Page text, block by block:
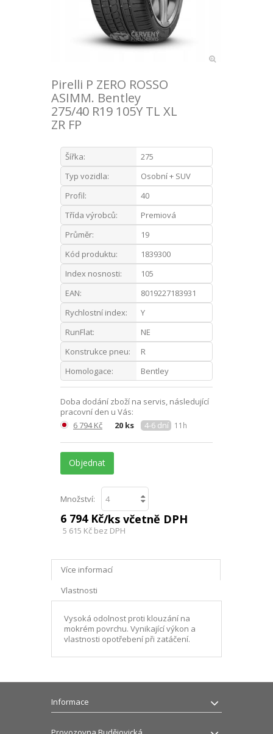
Pirelli P ZERO ROSSO
ASIMM. Bentley
275/40 R19 105Y TL XL
ZR FP
Šířka:
275
Typ vozidla:
Osobní + SUV
Profil:
40
Třída výrobců:
Premiová
Průměr:
19
Kód produktu:
1839300
Index nosnosti:
105
EAN:
8019227183931
Rychlostní index:
Y
RunFlat:
NE
Konstrukce pneu:
R
Homologace:
Bentley
Doba dodání zboží na servis, následující
pracovní den u Vás:
6 794 Kč
20 ks 4-6 dní 11h
Objednat
Množství:
6 794 Kč/ks včetně DPH
5 615 Kč bez DPH
Více informací
Vlastnosti
Vysoká odolnost proti klouzání na
mokrém povrchu. Vynikající výkon a
vlastnosti opotřebení při zatáčení.
Informace